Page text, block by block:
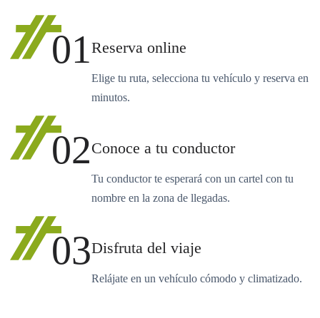
01Reserva online
Elige tu ruta, selecciona tu vehículo y reserva en
minutos.
02Conoce a tu conductor
Tu conductor te esperará con un cartel con tu
nombre en la zona de llegadas.
03Disfruta del viaje
Relájate en un vehículo cómodo y climatizado.